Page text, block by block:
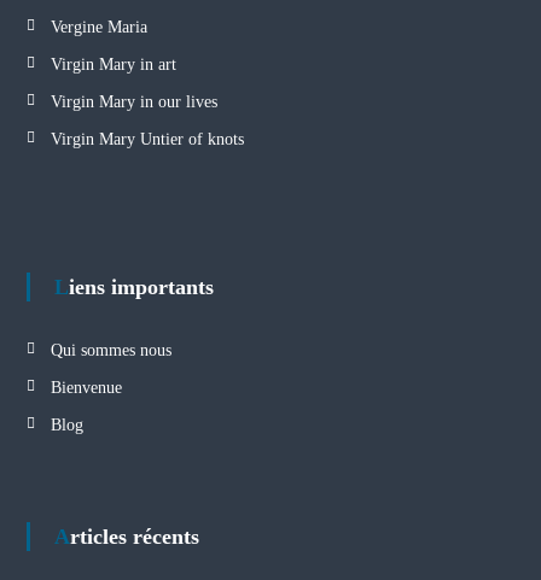
Vergine Maria
Virgin Mary in art
Virgin Mary in our lives
Virgin Mary Untier of knots
Liens importants
Qui sommes nous
Bienvenue
Blog
Articles récents